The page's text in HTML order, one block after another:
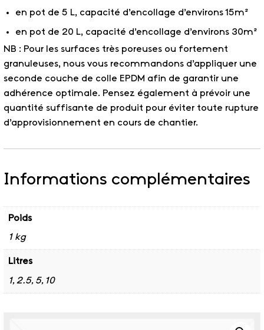
en pot de 5 L, capacité d’encollage d’environs 15m²
en pot de 20 L, capacité d’encollage d’environs 30m²
NB : Pour les surfaces très poreuses ou fortement
granuleuses, nous vous recommandons d’appliquer une
seconde couche de colle EPDM afin de garantir une
adhérence optimale. Pensez également à prévoir une
quantité suffisante de produit pour éviter toute rupture
d’approvisionnement en cours de chantier.
Informations complémentaires
Poids
1 kg
Litres
1, 2.5, 5, 10